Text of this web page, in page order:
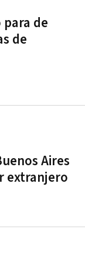
de
de
Aires
extranjero